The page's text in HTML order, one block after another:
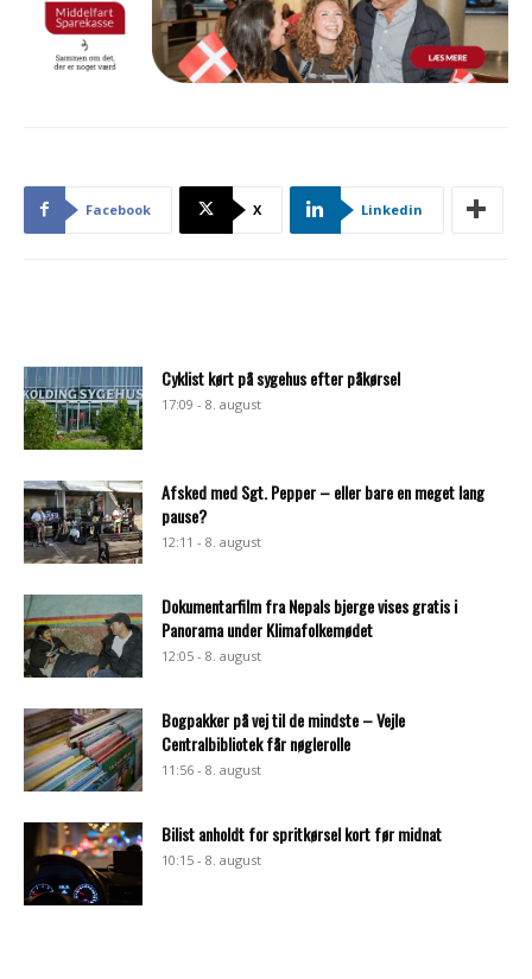
Facebook X Linkedin
Cyklist kørt på sygehus efter påkørsel
17:09 - 8. august
Afsked med Sgt. Pepper – eller bare en meget lang
pause?
12:11 - 8. august
Dokumentarfilm fra Nepals bjerge vises gratis i
Panorama under Klimafolkemødet
12:05 - 8. august
Bogpakker på vej til de mindste – Vejle
Centralbibliotek får nøglerolle
11:56 - 8. august
Bilist anholdt for spritkørsel kort før midnat
10:15 - 8. august